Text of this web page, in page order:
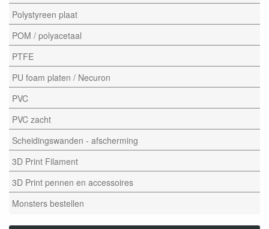
Polystyreen plaat
POM / polyacetaal
PTFE
PU foam platen / Necuron
PVC
PVC zacht
Scheidingswanden - afscherming
3D Print Filament
3D Print pennen en accessoires
Monsters bestellen